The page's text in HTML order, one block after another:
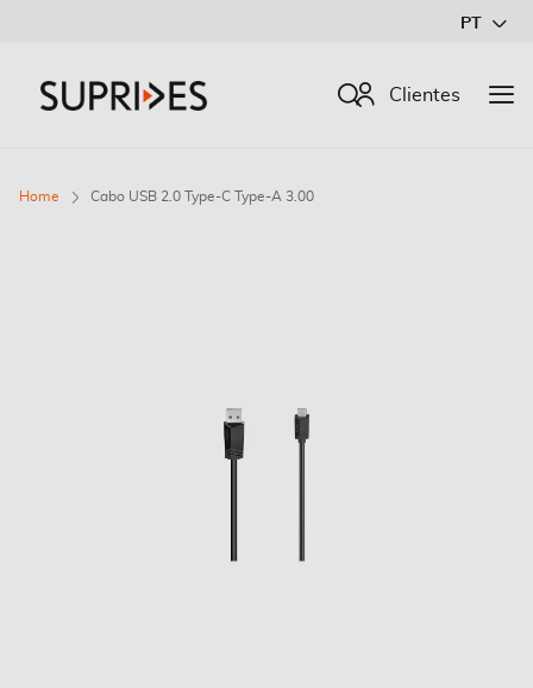
Conteúdo
PT
Procurar
Clientes
Home Cabo USB 2.0 Type-C Type-A 3.00